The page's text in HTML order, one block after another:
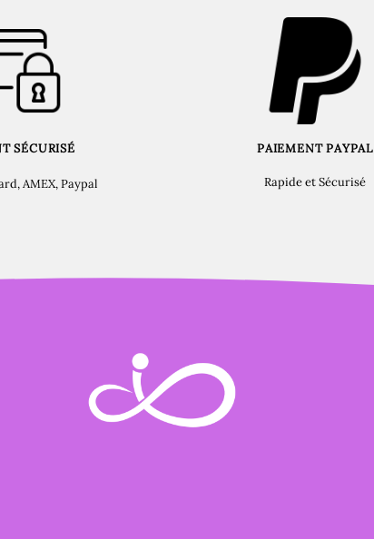
SÉCURISÉ
AMEX, Paypal
PAIEMENT PAYPAL
Rapide et Sécurisé